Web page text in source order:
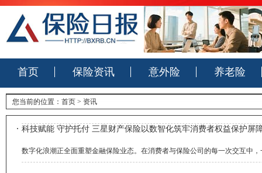
首页 保险资讯 意外险 养老险
您当前的位置： 首页 > 资讯
科技赋能 守护托付 三星财产保险以数智化筑牢消费者权益保护屏
数字化浪潮正全面重塑金融保险业态。在消费者与保险公司的每一次交互中